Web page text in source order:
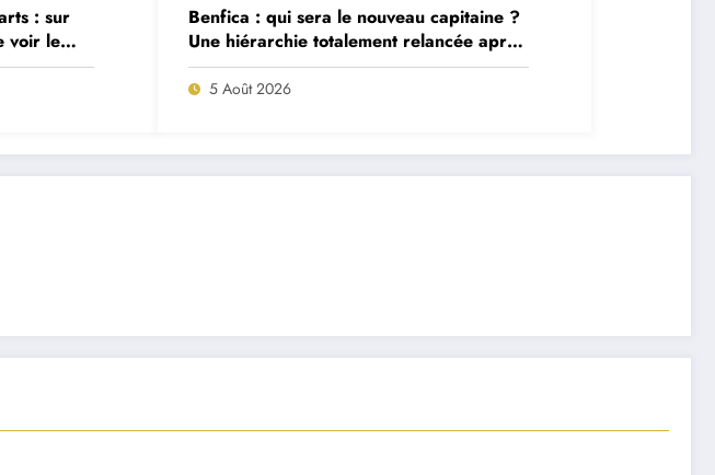
: sur
voir le
Benfica : qui sera le nouveau capitaine ?
Une hiérarchie totalement relancée après
deux départs majeurs
5 Août 2026